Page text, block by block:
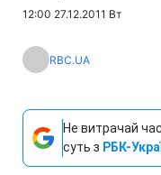
12:00 27.12.2011 Вт
RBC.UA
Не витрачай
суть з РБК-